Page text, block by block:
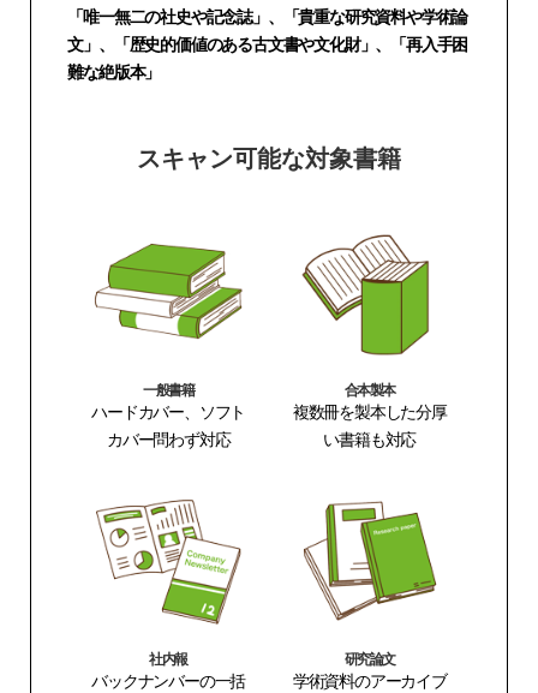
「唯一無二の社史や記念誌」、「貴重な研究資料や学術論
文」、「歴史的価値のある古文書や文化財」、「再入手困
難な絶版本」
スキャン可能な対象書籍
一般書籍
ハードカバー、ソフト
カバー問わず対応
合本製本
複数冊を製本した分厚
い書籍も対応
社内報
バックナンバーの一括
研究論文
学術資料のアーカイブ